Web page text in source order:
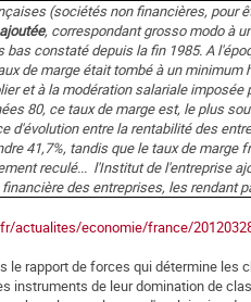
(sociétés non financières, pour
, correspondant grosso modo à
bas constaté depuis la fin 1985. A
de marge était tombé à un
et à la modération salariale
80, ce taux de marge est, le plus
d'évolution entre la rentabilité des
41,7%, tandis que le taux de
reculé... l'Institut de l'entreprise
des entreprises, les
actualites/economie/france/
le rapport de forces qui détermine
instruments de leur domination de